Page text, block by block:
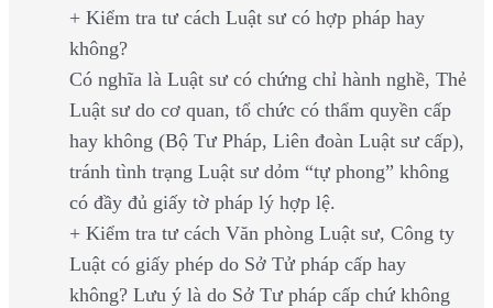
+ Kiểm tra tư cách Luật sư có hợp pháp hay
không?
Có nghĩa là Luật sư có chứng chỉ hành nghề, Thẻ
Luật sư do cơ quan, tổ chức có thẩm quyền cấp
hay không (Bộ Tư Pháp, Liên đoàn Luật sư cấp),
tránh tình trạng Luật sư dỏm “tự phong” không
có đầy đủ giấy tờ pháp lý hợp lệ.
+ Kiểm tra tư cách Văn phòng Luật sư, Công ty
Luật có giấy phép do Sở Tử pháp cấp hay
không? Lưu ý là do Sở Tư pháp cấp chứ không